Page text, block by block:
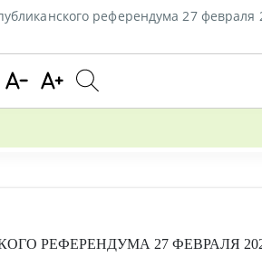
референдума 27 февраля
РЕФЕРЕНДУМА 27 ФЕВРАЛЯ